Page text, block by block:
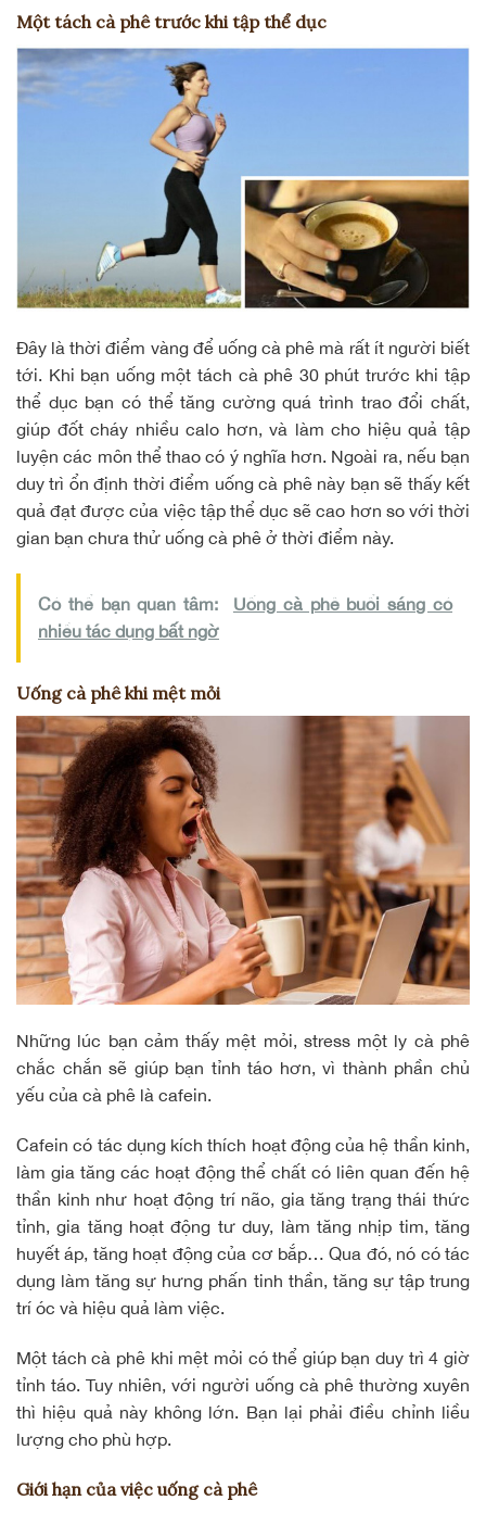
Một tách cà phê trước khi tập thể dục
Đây là thời điểm vàng để uống cà phê mà rất ít người biết
tới. Khi bạn uống một tách cà phê 30 phút trước khi tập
thể dục bạn có thể tăng cường quá trình trao đổi chất,
giúp đốt cháy nhiều calo hơn, và làm cho hiệu quả tập
luyện các môn thể thao có ý nghĩa hơn. Ngoài ra, nếu bạn
duy trì ổn định thời điểm uống cà phê này bạn sẽ thấy kết
quả đạt được của việc tập thể dục sẽ cao hơn so với thời
gian bạn chưa thử uống cà phê ở thời điểm này.
Có thể bạn quan tâm:
Uống cà phê buổi sáng có
nhiều tác dụng bất ngờ
Uống cà phê khi mệt mỏi
Những lúc bạn cảm thấy mệt mỏi, stress một ly cà phê
chắc chắn sẽ giúp bạn tỉnh táo hơn, vì thành phần chủ
yếu của cà phê là cafein.
Cafein có tác dụng kích thích hoạt động của hệ thần kinh,
làm gia tăng các hoạt động thể chất có liên quan đến hệ
thần kinh như hoạt động trí não, gia tăng trạng thái thức
tỉnh, gia tăng hoạt động tư duy, làm tăng nhịp tim, tăng
huyết áp, tăng hoạt động của cơ bắp… Qua đó, nó có tác
dụng làm tăng sự hưng phấn tinh thần, tăng sự tập trung
trí óc và hiệu quả làm việc.
Một tách cà phê khi mệt mỏi có thể giúp bạn duy trì 4 giờ
tỉnh táo. Tuy nhiên, với người uống cà phê thường xuyên
thì hiệu quả này không lớn. Bạn lại phải điều chỉnh liều
lượng cho phù hợp.
Giới hạn của việc uống cà phê